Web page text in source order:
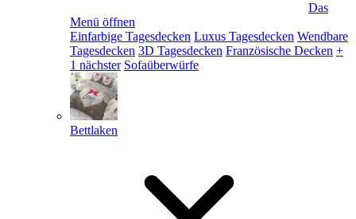
Das
Menü öffnen
Einfarbige Tagesdecken Luxus Tagesdecken Wendbare
Tagesdecken 3D Tagesdecken Französische Decken +
1 nächster Sofaüberwürfe
Bettlaken